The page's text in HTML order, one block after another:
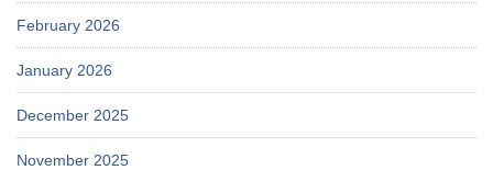
February 2026
January 2026
December 2025
November 2025